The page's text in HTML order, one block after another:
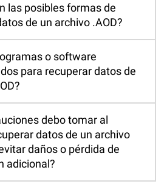
las posibles formas de
de un archivo .AOD?
o software
para recuperar datos de
debo tomar al
datos de un archivo
daños o pérdida de
adicional?